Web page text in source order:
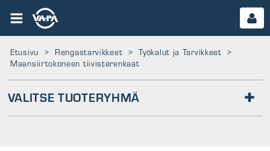
Etusivu > Rengastarvikkeet > Työkalut ja Tarvikkeet >
Maansiirtokoneen tiivisterenkaat
VALITSE TUOTERYHMÄ